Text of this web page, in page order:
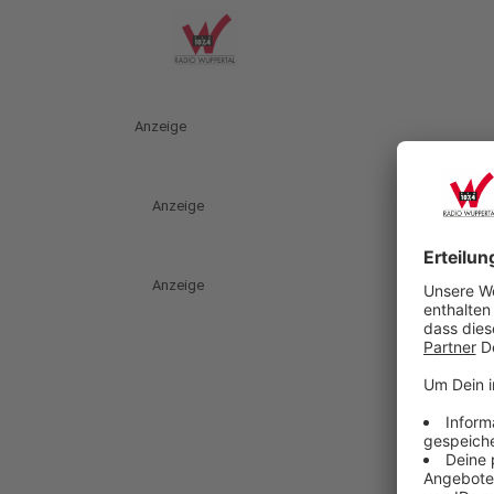
Anzeige
Anzeige
Anzeige